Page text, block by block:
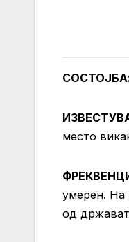
место
умерен. На
од